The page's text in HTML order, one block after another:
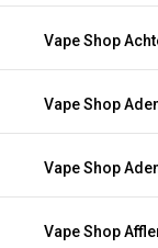
Vape Shop
Vape Shop
Vape Shop
Vape Shop